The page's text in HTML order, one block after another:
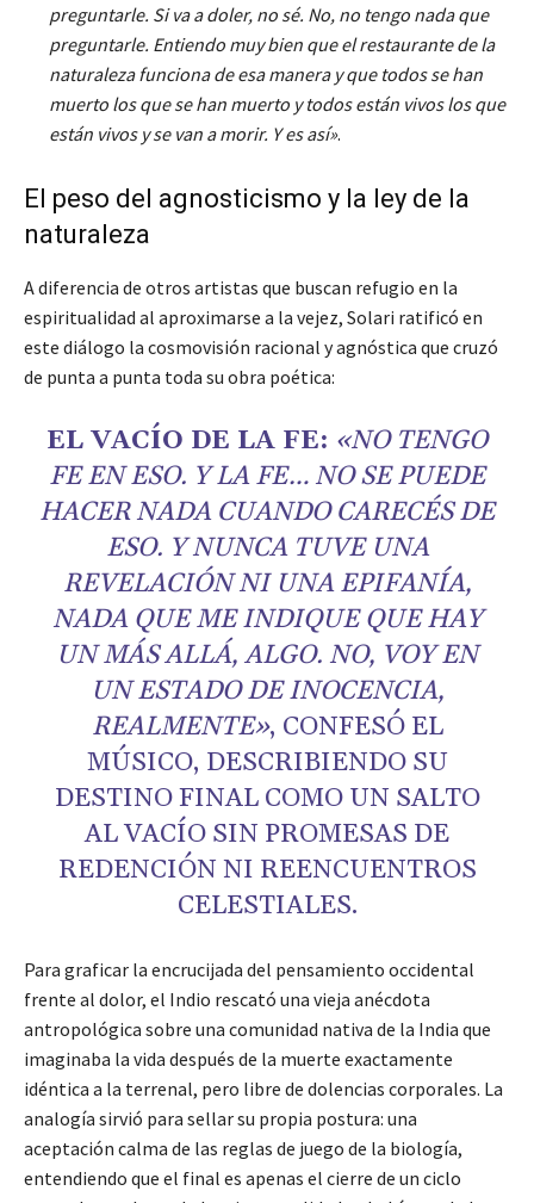
preguntarle. Si va a doler, no sé. No, no tengo nada que
preguntarle. Entiendo muy bien que el restaurante de la
naturaleza funciona de esa manera y que todos se han
muerto los que se han muerto y todos están vivos los que
están vivos y se van a morir. Y es así».
El peso del agnosticismo y la ley de la
naturaleza
A diferencia de otros artistas que buscan refugio en la
espiritualidad al aproximarse a la vejez, Solari ratificó en
este diálogo la cosmovisión racional y agnóstica que cruzó
de punta a punta toda su obra poética:
EL VACÍO DE LA FE: «NO TENGO
FE EN ESO. Y LA FE… NO SE PUEDE
HACER NADA CUANDO CARECÉS DE
ESO. Y NUNCA TUVE UNA
REVELACIÓN NI UNA EPIFANÍA,
NADA QUE ME INDIQUE QUE HAY
UN MÁS ALLÁ, ALGO. NO, VOY EN
UN ESTADO DE INOCENCIA,
REALMENTE», CONFESÓ EL
MÚSICO, DESCRIBIENDO SU
DESTINO FINAL COMO UN SALTO
AL VACÍO SIN PROMESAS DE
REDENCIÓN NI REENCUENTROS
CELESTIALES.
Para graficar la encrucijada del pensamiento occidental
frente al dolor, el Indio rescató una vieja anécdota
antropológica sobre una comunidad nativa de la India que
imaginaba la vida después de la muerte exactamente
idéntica a la terrenal, pero libre de dolencias corporales. La
analogía sirvió para sellar su propia postura: una
aceptación calma de las reglas de juego de la biología,
entendiendo que el final es apenas el cierre de un ciclo